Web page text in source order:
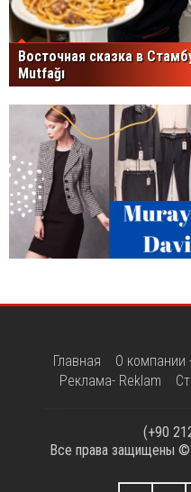
Восточная сказка в
Mutfağı
Главная О компании
Реклама- Reklam
(+90
Все права защищены